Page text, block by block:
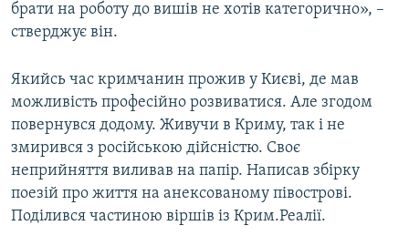
брати на роботу до вишів не хотів категорично», –
стверджує він.
Якийсь час кримчанин прожив у Києві, де мав
можливість професійно розвиватися. Але згодом
повернувся додому. Живучи в Криму, так і не
змирився з російською дійсністю. Своє
неприйняття виливав на папір. Написав збірку
поезій про життя на анексованому півострові.
Поділився частиною віршів із Крим.Реалії.